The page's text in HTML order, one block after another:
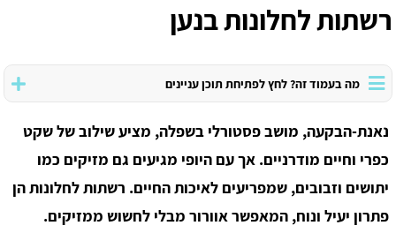
רשתות לחלונות בנען
מה בעמוד זה? לחץ לפתיחת תוכן עניינים
נאנת-הבקעה, מושב פסטורלי בשפלה, מציע שילוב של שקט
כפרי וחיים מודרניים. אך עם היופי מגיעים גם מזיקים כמו
יתושים וזבובים, שמפריעים לאיכות החיים. רשתות לחלונות הן
פתרון יעיל ונוח, המאפשר אוורור מבלי לחשוש ממזיקים.